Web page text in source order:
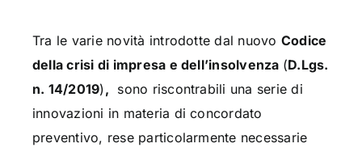
Tra le varie novità introdotte dal nuovo Codice
della crisi di impresa e dell’insolvenza (D.Lgs.
n. 14/2019), sono riscontrabili una serie di
innovazioni in materia di concordato
preventivo, rese particolarmente necessarie